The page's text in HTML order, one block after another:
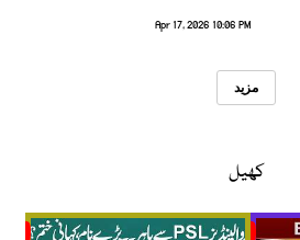
Apr 17, 2026 10:06 PM
مزید
کھیل